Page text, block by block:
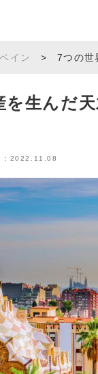
イン > 7つの世
を生んだ
2022.11.08